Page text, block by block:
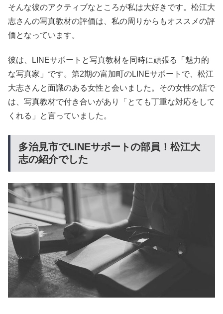
そんな彼のアクティブなところが私は大好きです。松江大
志さんの写真教材の評価は、私の周りからもオススメの評
価となっています。
彼は、LINEサポートと写真教材を同時に頑張る「魅力的
な写真家」です。第2期の富加町のLINEサポートで、松江
大志さんと面識のある女性と会いました。その女性の話で
は、写真教材で付き合いがあり「とても丁重な対応をして
くれる」と言っていました。
多治見市でLINEサポートの部員！松江大
志の紹介でした